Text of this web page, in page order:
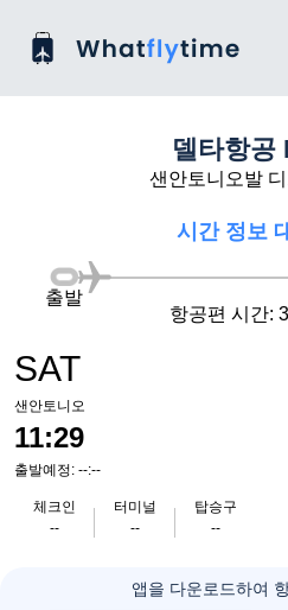
델타항공
샌안토니오발
시간 정보
SAT
샌안토니오
11:29
출발예정: --:--
체크인
--
터미널
--
탑승구
--
출발
항공편 시간:
앱을 다운로드하여